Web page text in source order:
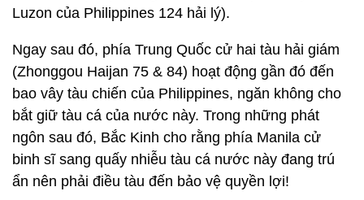
Luzon của Philippines 124 hải lý).
Ngay sau đó, phía Trung Quốc cử hai tàu hải giám
(Zhonggou Haijan 75 & 84) hoạt động gần đó đến
bao vây tàu chiến của Philippines, ngăn không cho
bắt giữ tàu cá của nước này. Trong những phát
ngôn sau đó, Bắc Kinh cho rằng phía Manila cử
binh sĩ sang quấy nhiễu tàu cá nước này đang trú
ẩn nên phải điều tàu đến bảo vệ quyền lợi!